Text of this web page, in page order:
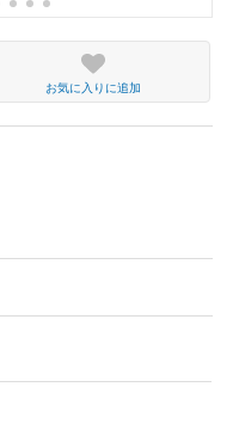
お気に入りに追加